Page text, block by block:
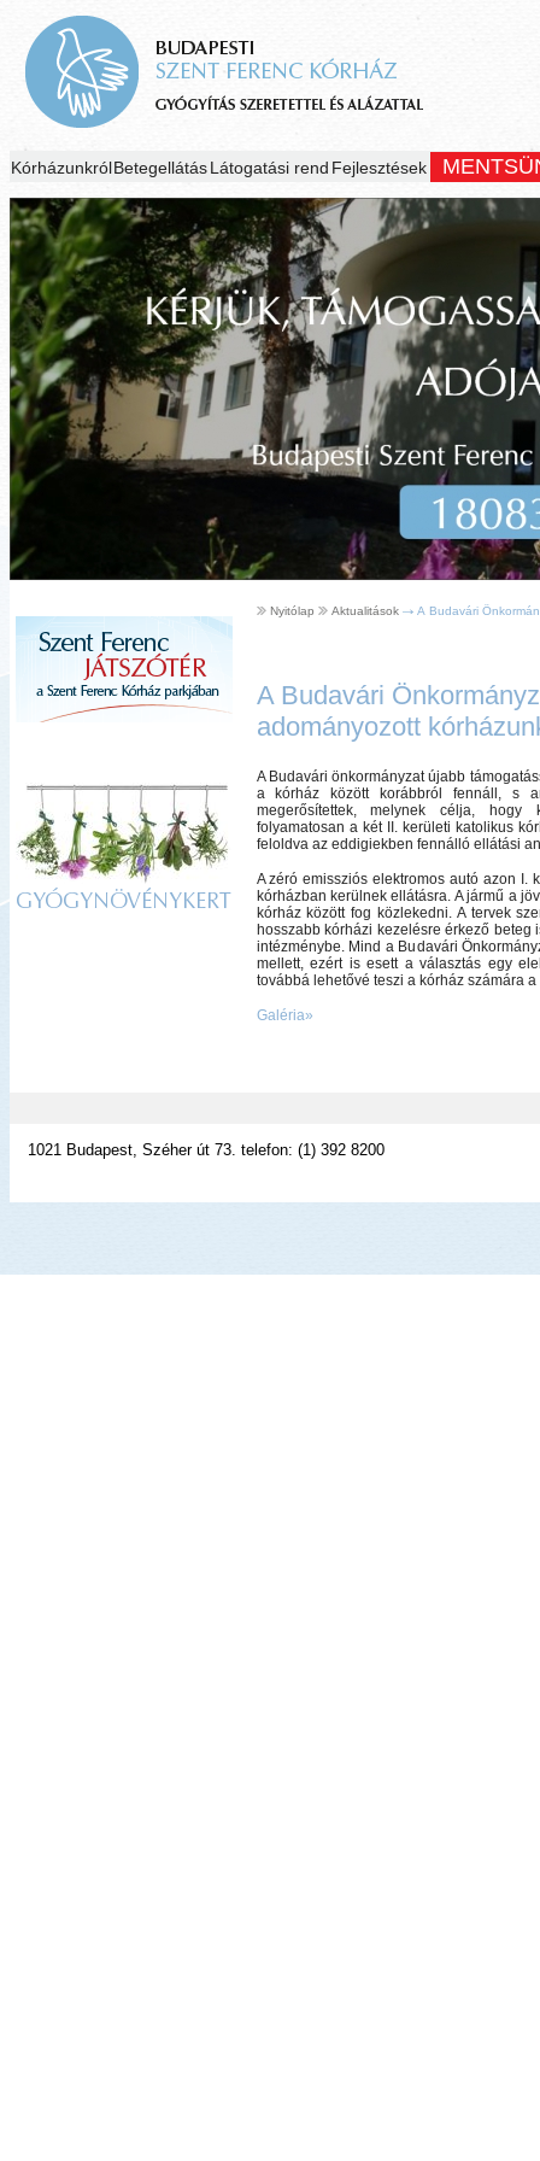
KórházunkrólBetegellátásLátogatási rend Fejlesztések
GYÓGYNÖVÉNYKERT
Nyitólap Aktualitások A Budavári
A Budavári
adományozott
A Budavári önkormányzat újabb
a kórház között korábbról fennáll, s
megerősítettek, melynek célja, hogy
folyamatosan a két II. kerületi katolikus
feloldva az eddigiekben fennálló ellátási
A zéró emissziós elektromos autó azon I.
kórházban kerülnek ellátásra. A jármű a
kórház között fog közlekedni. A tervek
hosszabb kórházi kezelésre érkező
intézménybe. Mind a Budavári
mellett, ezért is esett a választás egy
továbbá lehetővé teszi a kórház számára
Galéria»
1021 Budapest, Széher út 73. telefon: (1) 392 8200